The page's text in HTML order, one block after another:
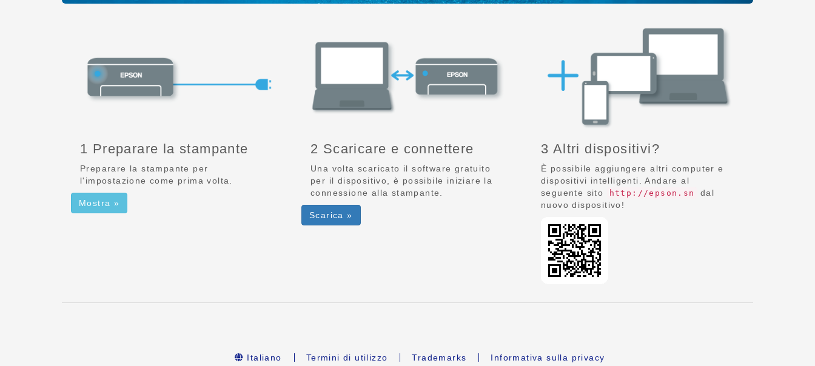
1 Preparare la stampante
Preparare la stampante per
l'impostazione come prima volta.
Mostra »
2 Scaricare e connettere
Una volta scaricato il software gratuito
per il dispositivo, è possibile iniziare la
connessione alla stampante.
Scarica »
3 Altri dispositivi?
È possibile aggiungere altri computer e
dispositivi intelligenti. Andare al
seguente sito
http://epson.sn
dal
nuovo dispositivo!
Italiano Termini di utilizzo Trademarks Informativa sulla privacy